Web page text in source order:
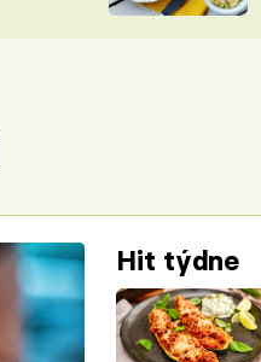
ŠÉFREDAKTORKY
Hit týdne